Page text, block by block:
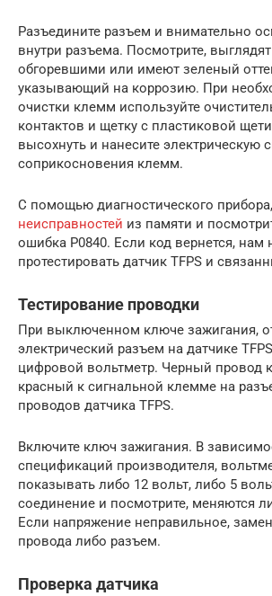
Разъедините разъем и внимательно
внутри разъема. Посмотрите,
обгоревшими или имеют зеленый
указывающий на коррозию. При
очистки клемм используйте
контактов и щетку с пластиковой
высохнуть и нанесите электрическую
соприкосновения клемм.
С помощью диагностического прибора,
неисправностей из памяти и
ошибка P0840. Если код вернется, нам
протестировать датчик TFPS и
Тестирование проводки
При выключенном ключе зажигания,
электрический разъем на датчике
цифровой вольтметр. Черный провод
красный к сигнальной клемме на
проводов датчика TFPS.
Включите ключ зажигания. В
спецификаций производителя,
показывать либо 12 вольт, либо 5
соединение и посмотрите, меняются
Если напряжение неправильное,
провода либо разъем.
Проверка датчика